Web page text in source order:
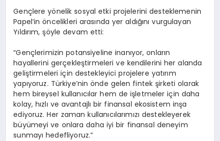
Gençlere yönelik sosyal etki projelerini desteklemenin
Papel’in öncelikleri arasında yer aldığını vurgulayan
Yıldırım, şöyle devam etti:
“Gençlerimizin potansiyeline inanıyor, onların
hayallerini gerçekleştirmeleri ve kendilerini her alanda
geliştirmeleri için destekleyici projelere yatırım
yapıyoruz. Türkiye’nin önde gelen fintek şirketi olarak
hem bireysel kullanıcılar hem de işletmeler için daha
kolay, hızlı ve avantajlı bir finansal ekosistem inşa
ediyoruz. Her zaman kullanıcılarımızı destekleyerek
büyümeyi ve onlara daha iyi bir finansal deneyim
sunmayı hedefliyoruz.”